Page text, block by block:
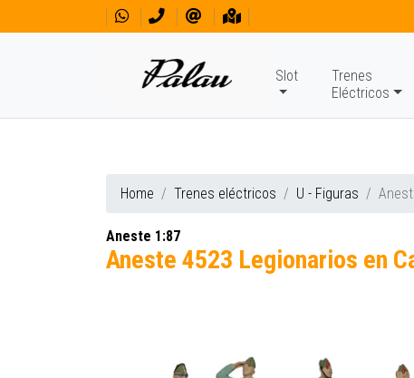
Slot
Trenes
Eléctricos
Home Trenes eléctricos U - Figuras
Aneste 1:87
Aneste 4523 Legionarios en